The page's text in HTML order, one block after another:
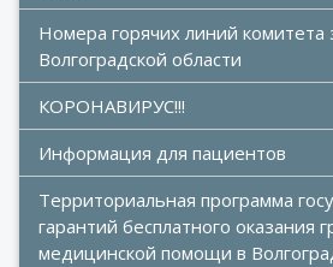
Номера горячих линий комитета
Волгоградской области
КОРОНАВИРУС!!!
Информация для пациентов
Территориальная программа
гарантий бесплатного оказания
медицинской помощи в